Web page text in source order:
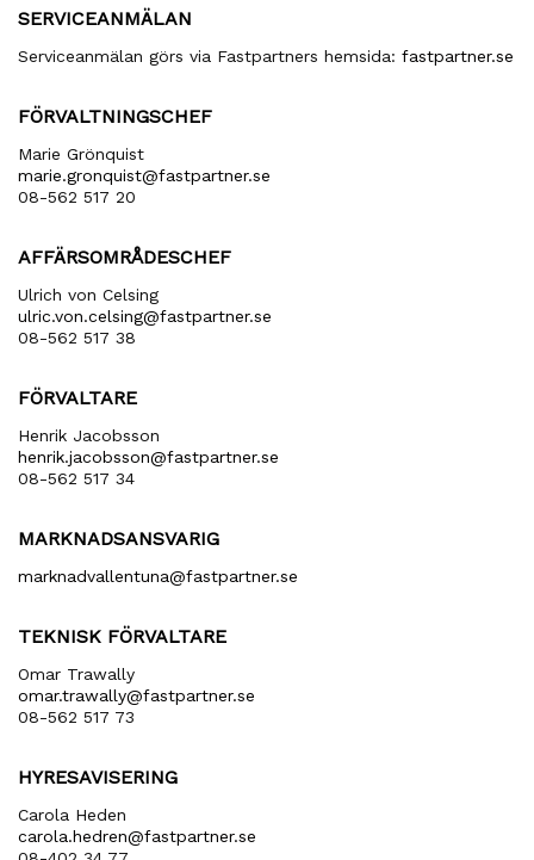
SERVICEANMÄLAN
Serviceanmälan görs via Fastpartners hemsida: fastpartner.se
FÖRVALTNINGSCHEF
Marie Grönquist
marie​.gronquist​@fastpartner​.se
08-562 517 20
AFFÄRSOMRÅDESCHEF
Ulrich von Celsing
ulric​.von​.celsing​@fastpartner​.se
08-562 517 38
FÖRVALTARE
Henrik Jacobsson
henrik​.jacobsson​@fastpartner​.se
08-562 517 34
MARKNADSANSVARIG
marknadvallentuna​@fastpartner​.se
TEKNISK FÖRVALTARE
Omar Trawally
omar.trawally@fastpartner.se
08-562 517 73
HYRESAVISERING
Carola Heden
carola​.hedren​@fastpartner​.se